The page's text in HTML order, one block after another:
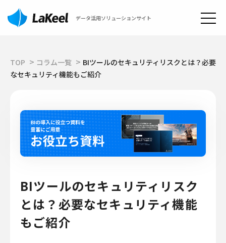
データ活用ソリューションサイト
TOP コラム一覧
BIツールのセキュリティリスクとは？必要
なセキュリティ機能もご紹介
BIツールのセキュリティリスク
とは？必要なセキュリティ機能
もご紹介